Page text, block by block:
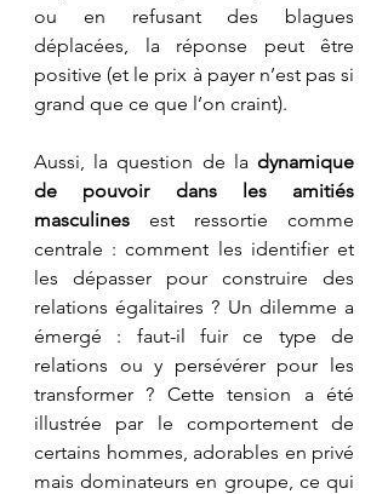
ou en refusant des blagues
déplacées, la réponse peut être
positive (et le prix à payer n’est pas si
grand que ce que l’on craint).
Aussi, la question de la dynamique
de pouvoir dans les amitiés
masculines est ressortie comme
centrale : comment les identifier et
les dépasser pour construire des
relations égalitaires ? Un dilemme a
émergé : faut-il fuir ce type de
relations ou y persévérer pour les
transformer ? Cette tension a été
illustrée par le comportement de
certains hommes, adorables en privé
mais dominateurs en groupe, ce qui